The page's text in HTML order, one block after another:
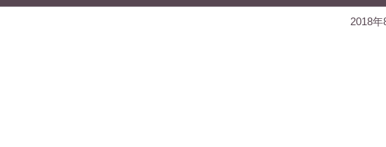
2018年